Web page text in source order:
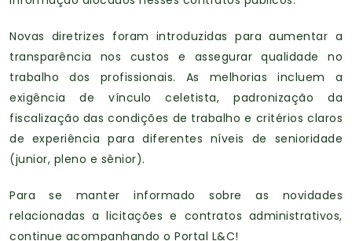
Novas diretrizes foram introduzidas para aumentar a
transparência nos custos e assegurar qualidade no
trabalho dos profissionais. As melhorias incluem a
exigência de vínculo celetista, padronização da
fiscalização das condições de trabalho e critérios claros
de experiência para diferentes níveis de senioridade
(junior, pleno e sênior).
Para se manter informado sobre as novidades
relacionadas a licitações e contratos administrativos,
continue acompanhando o Portal L&C!